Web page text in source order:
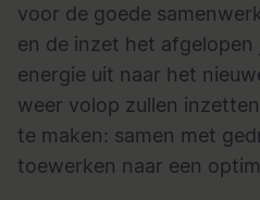
voor de goede
en de inzet het afgelopen
energie uit naar het
weer volop zullen
te maken: samen met
toewerken naar een